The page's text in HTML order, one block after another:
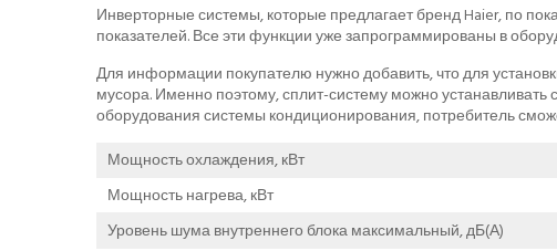
Инверторные системы, которые предлагает бренд Haier, по
показателей. Все эти функции уже запрограммированы в
Для информации покупателю нужно добавить, что для
мусора. Именно поэтому, сплит-систему можно
оборудования системы кондиционирования, потребитель
Мощность охлаждения, кВт
Мощность нагрева, кВт
Уровень шума внутреннего блока максимальный, дБ(А)